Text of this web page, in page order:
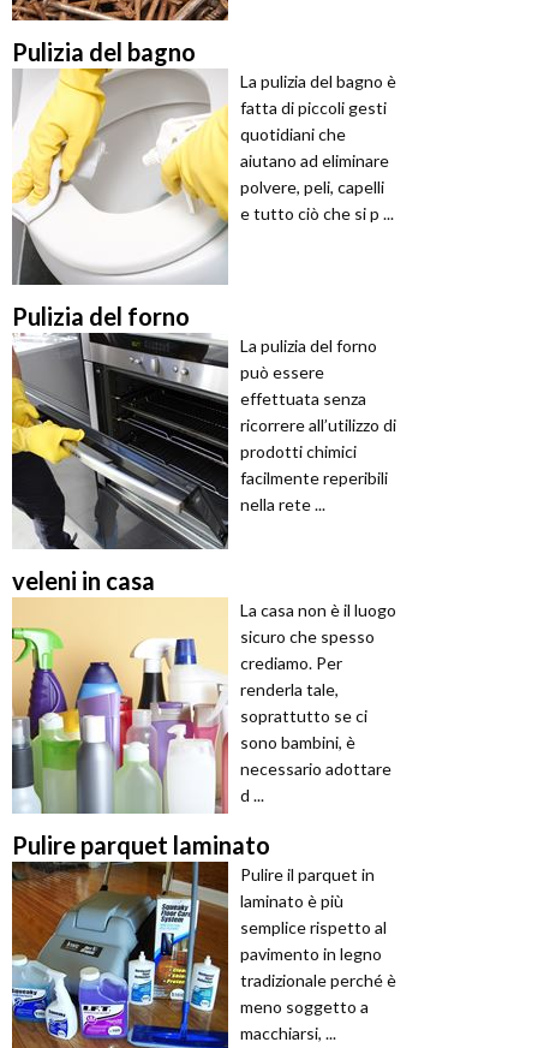
Pulizia del bagno
La pulizia del bagno è
fatta di piccoli gesti
quotidiani che
aiutano ad eliminare
polvere, peli, capelli
e tutto ciò che si p ...
Pulizia del forno
La pulizia del forno
può essere
effettuata senza
ricorrere all’utilizzo di
prodotti chimici
facilmente reperibili
nella rete ...
veleni in casa
La casa non è il luogo
sicuro che spesso
crediamo. Per
renderla tale,
soprattutto se ci
sono bambini, è
necessario adottare
d ...
Pulire parquet laminato
Pulire il parquet in
laminato è più
semplice rispetto al
pavimento in legno
tradizionale perché è
meno soggetto a
macchiarsi, ...